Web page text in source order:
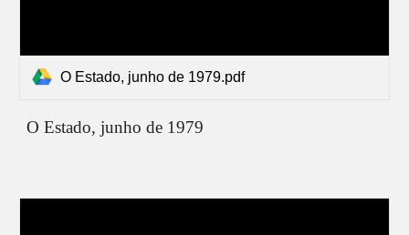
O Estado, junho de 1979.pdf
O Estado,junho de 1979